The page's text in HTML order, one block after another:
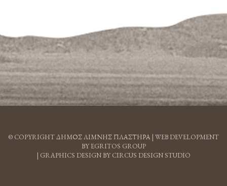
© COPYRIGHT ΔΗΜΟΣ ΛΙΜΝΗΣ ΠΛΑΣΤΗΡΑ | WEB DEVELOPMENT
BY EGRITOS GROUP
| GRAPHICS DESIGN BY CIRCUS DESIGN STUDIO